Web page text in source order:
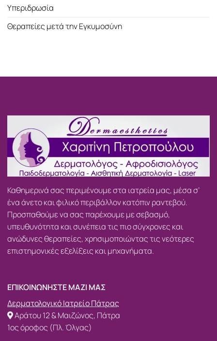
Υπεριδρωσία
Θεραπείες μετά την Εγκυμοσύνη
Καθημερινά σας περιμένουμε στα ιατρεία μας, μέσα σ’
ένα άνετο και φιλικό περιβάλλον κατόπιν ραντεβού.
Προσπαθούμε να σας παρέχουμε με σεβασμό,
υπευθυνότητα και συνέπεια τις πιο σύγχρονες και
ανώδυνες θεραπείες, χρησιμοποιώντας τις νεότερες
επιστημονικές εξελίξεις και μηχανήματα.
ΕΠΙΚΟΙΝΩΝΗΣΤΕ ΜΑΖΙ ΜΑΣ
Δερματολογικό Ιατρείο Πάτρας
Αράτου 12 & Μαιζώνος, Πάτρα
1ος όροφος (Πλ. Όλγας)